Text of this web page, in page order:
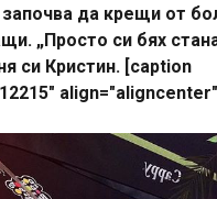
да крещи от
„Просто си бях
си Кристин. [caption
align="aligncenter"